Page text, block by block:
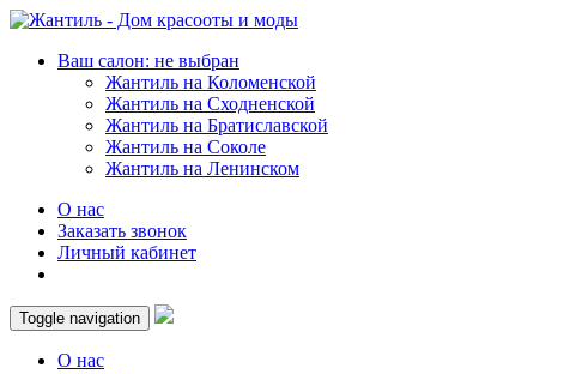
Ваш салон: не выбран
Жантиль на Коломенской
Жантиль на Сходненской
Жантиль на Братиславской
Жантиль на Соколе
Жантиль на Ленинском
О нас
Заказать звонок
Личный кабинет
Toggle navigation
О нас